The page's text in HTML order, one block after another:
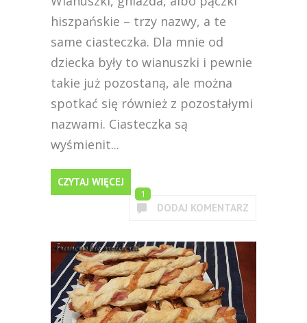
hiszpańskie – trzy nazwy, a te
same ciasteczka. Dla mnie od
dziecka były to wianuszki i pewnie
takie już pozostaną, ale można
spotkać się również z pozostałymi
nazwami. Ciasteczka są
wyśmienit...
CZYTAJ WIĘCEJ
1
DODAJ KOMENTARZ